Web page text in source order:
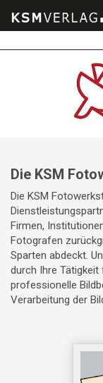
Die KSM
Die KSM
Firmen,
Fotografen
Sparten abdeckt.
durch Ihre Tätigkeit
professionelle
Verarbeitung der